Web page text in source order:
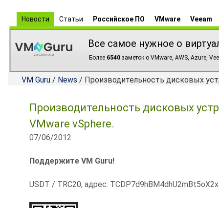
Новости Статьи Российское ПО VMware Veeam
Все самое нужное о
Более 6540 заметок о VMware, AWS, Azure,
VM Guru / News / Производительность дисковых
Производительность дисковых
VMware vSphere.
07/06/2012
Поддержите VM Guru!
USDT / TRC20, адрес: